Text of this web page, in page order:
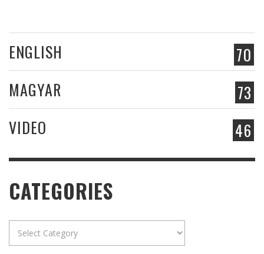
70
ENGLISH
73
MAGYAR
46
VIDEO
CATEGORIES